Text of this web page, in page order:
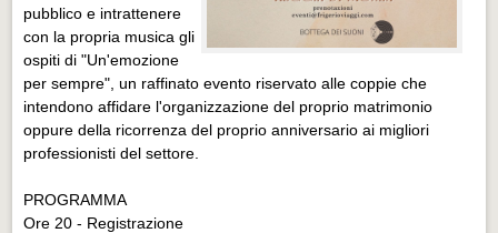
pubblico e intrattenere
con la propria musica gli
ospiti di "Un'emozione
per sempre", un raffinato evento riservato alle coppie che
intendono affidare l'organizzazione del proprio matrimonio
oppure della ricorrenza del proprio anniversario ai migliori
professionisti del settore.
PROGRAMMA
Ore 20 - Registrazione